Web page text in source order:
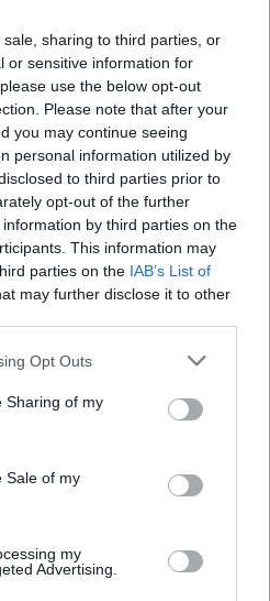
sharing to third parties, or
or sensitive information for
use the below opt-out
Please note that after your
you may continue seeing
personal information utilized by
to third parties prior to
opt-out of the further
by third parties on the
This information may
parties on the IAB’s List of
may further disclose it to other
Opt Outs
Sharing of my
Sale of my
my
Advertising.
συστημάτων ERP.
Entersoft Business Suite.
γραφείου και διαδικτύου και
η εμπειρία σε πωλήσεις
εξοπλισμού.
εξυπηρέτησης με θέση,
ποιοτικών και ποσοτικών
και άσκηση επιρροής
ταχύτητα και ευρηματικότητα
και επαγγελματισμός